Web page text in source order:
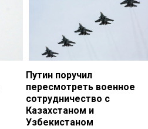
Путин поручил
пересмотреть военное
сотрудничество с
Казахстаном и
Узбекистаном